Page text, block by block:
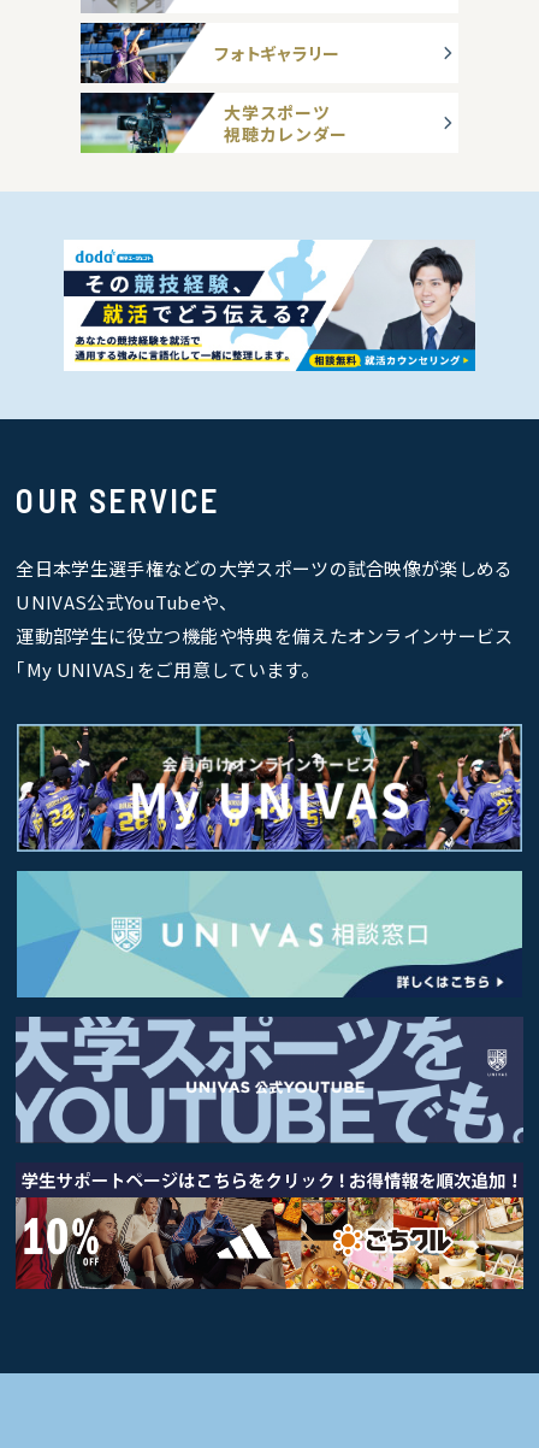
フォトギャラリー
大学スポーツ
視聴カレンダー
OUR SERVICE
全日本学生選手権などの大学スポーツの試合映像が楽しめる
UNIVAS公式YouTubeや、
運動部学生に役立つ機能や特典を備えたオンラインサービス
｢My UNIVAS｣をご用意しています。